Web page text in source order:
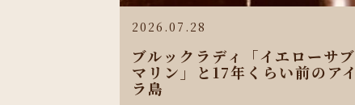
2026.07.28
ブルックラディ「イエローサブ
マリン」と17年くらい前のアイ
ラ島